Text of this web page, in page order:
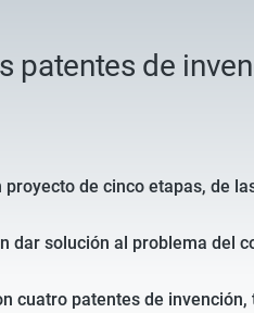
patentes de
de cinco etapas, de
dar solución al problema del
cuatro patentes de